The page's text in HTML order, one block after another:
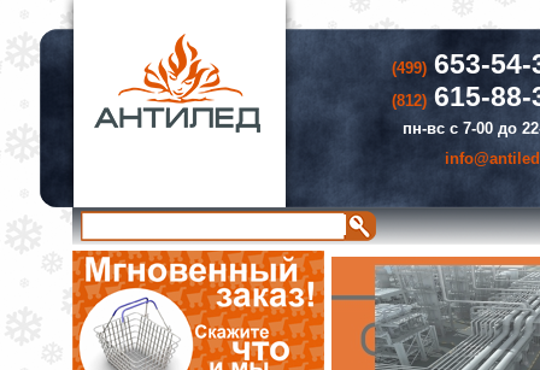
(499)653-54-
(812)615-88-
пн-вс с 7-00 до